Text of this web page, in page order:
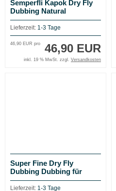
Semperfli Kapok Dry Fly
Dubbing Natural
Dispenser
Lieferzeit: 1-3 Tage
46,90 EUR
46,90 EUR pro
inkl. 19 % MwSt. zzgl. Versandkosten
Super Fine Dry Fly
Dubbing Dubbing für
Trockenfliegen
Lieferzeit: 1-3 Tage